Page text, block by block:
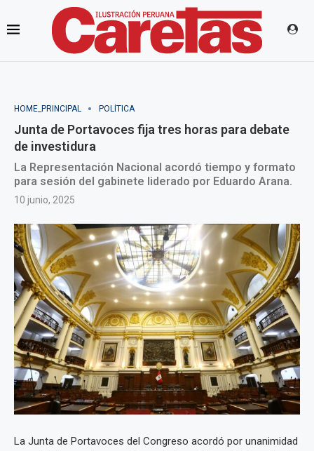
HOME_PRINCIPAL POLÍTICA
Junta de Portavoces fija tres horas para debate
de investidura
La Representación Nacional acordó tiempo y formato
para sesión del gabinete liderado por Eduardo Arana.
10 junio, 2025
La Junta de Portavoces del Congreso acordó por unanimidad